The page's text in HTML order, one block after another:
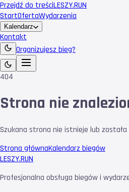
Przejdź do treściLESZY.RUN
StartOfertaWydarzenia
Kalendarz
Kontakt
Organizujesz bieg?
404
Strona nie
Szukana strona nie istnieje lub została
Strona głównaKalendarz biegów
LESZY.RUN
Profesjonalna obsługa biegów i